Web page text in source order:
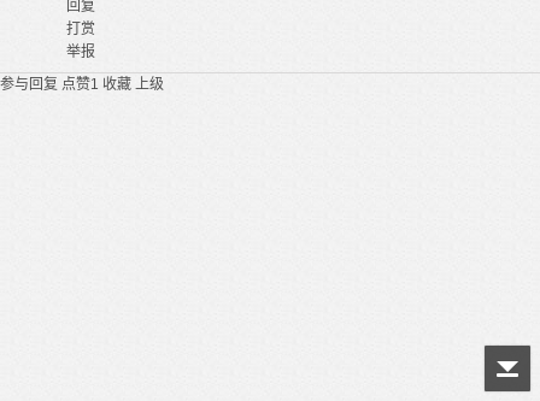
回复
打赏
举报
参与回复 点赞1 收藏 上级